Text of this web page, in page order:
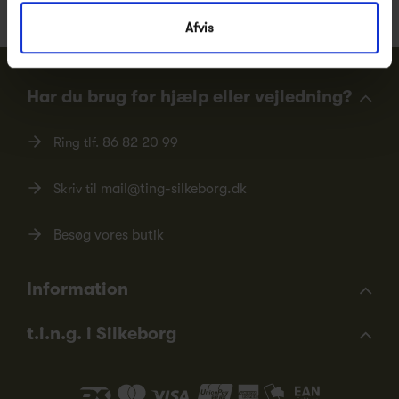
Afvis
Har du brug for hjælp eller vejledning?
Ring tlf. 86 82 20 99
Skriv til mail@ting-silkeborg.dk
Besøg vores butik
Information
t.i.n.g. i Silkeborg